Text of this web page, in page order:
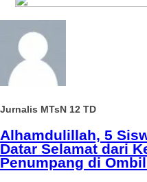
Jurnalis MTsN 12 TD
Alhamdulillah, 5
Datar Selamat dari
Penumpang di